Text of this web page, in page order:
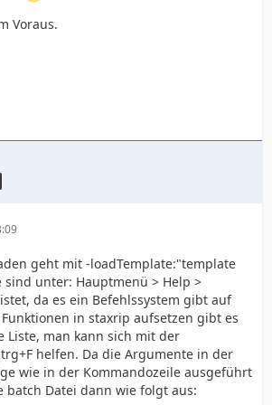
Voraus.
geht mit -loadTemplate:"template
sind unter: Hauptmenü > Help >
da es ein Befehlssystem gibt auf
in staxrip aufsetzen gibt es
Liste, man kann sich mit der
helfen. Da die Argumente in der
wie in der Kommandozeile ausgeführt
batch Datei dann wie folgt aus: